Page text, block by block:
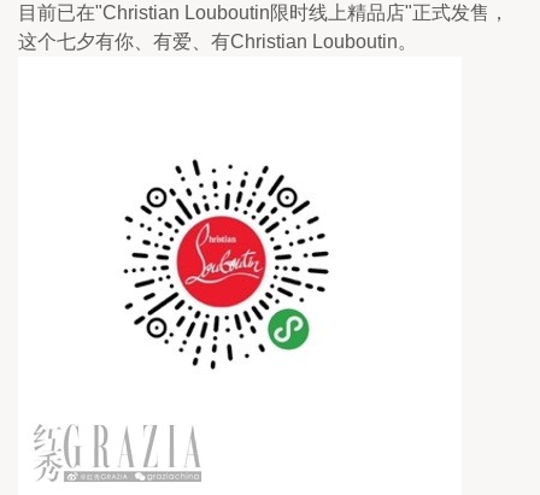
目前已在"Christian Louboutin限时线上精品店"正式发售，
这个七夕有你、有爱、有Christian Louboutin。